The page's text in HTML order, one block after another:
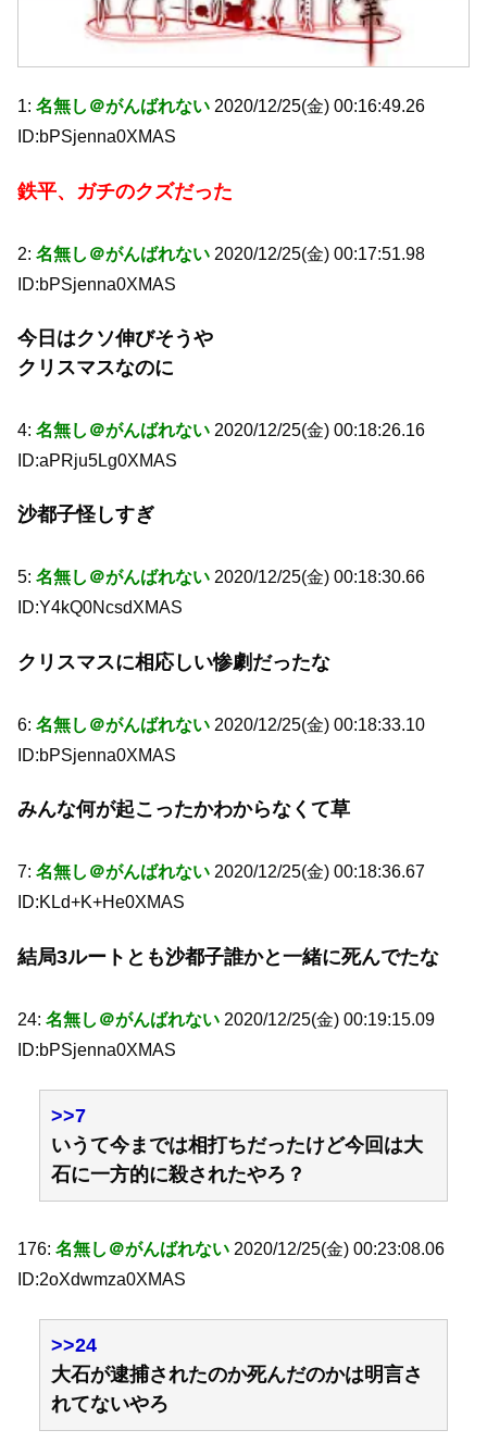
1: 名無し＠がんばれない 2020/12/25(金) 00:16:49.26
ID:bPSjenna0XMAS
鉄平、ガチのクズだった
2: 名無し＠がんばれない 2020/12/25(金) 00:17:51.98
ID:bPSjenna0XMAS
今日はクソ伸びそうや
クリスマスなのに
4: 名無し＠がんばれない 2020/12/25(金) 00:18:26.16
ID:aPRju5Lg0XMAS
沙都子怪しすぎ
5: 名無し＠がんばれない 2020/12/25(金) 00:18:30.66
ID:Y4kQ0NcsdXMAS
クリスマスに相応しい惨劇だったな
6: 名無し＠がんばれない 2020/12/25(金) 00:18:33.10
ID:bPSjenna0XMAS
みんな何が起こったかわからなくて草
7: 名無し＠がんばれない 2020/12/25(金) 00:18:36.67
ID:KLd+K+He0XMAS
結局3ルートとも沙都子誰かと一緒に死んでたな
24: 名無し＠がんばれない 2020/12/25(金) 00:19:15.09
ID:bPSjenna0XMAS
>>7
いうて今までは相打ちだったけど今回は大
石に一方的に殺されたやろ？
176: 名無し＠がんばれない 2020/12/25(金) 00:23:08.06
ID:2oXdwmza0XMAS
>>24
大石が逮捕されたのか死んだのかは明言さ
れてないやろ